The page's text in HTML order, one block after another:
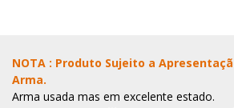
NOTA : Produto Sujeito a
Arma.
Arma usada mas em excelente estado.